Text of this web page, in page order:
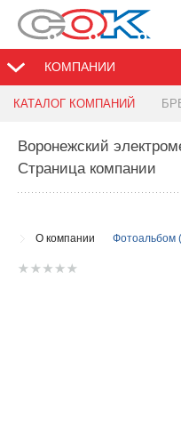
КОМПАНИИ
КАТАЛОГ КОМПАНИЙ
Воронежский
Страница компании
О компании Фотоальбом